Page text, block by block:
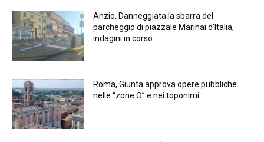
Anzio, Danneggiata la sbarra del
parcheggio di piazzale Marinai d’Italia,
indagini in corso
Roma, Giunta approva opere pubbliche
nelle “zone O” e nei toponimi